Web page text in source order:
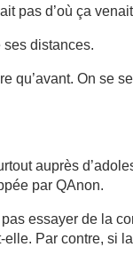
pas d’où ça
distances.
On se
auprès
par QAnon.
essayer de la
elle. Par contre, si